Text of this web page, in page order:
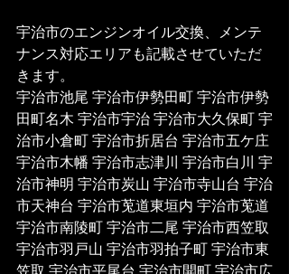
宇治市のエンジンオイル交換、メンテ
ナンス対応エリアも記載させていただ
きます。
宇治市池尾 宇治市伊勢田町 宇治市伊勢
田町名木 宇治市宇治 宇治市大久保町 宇
治市小倉町 宇治市折居台 宇治市五ケ庄
宇治市木幡 宇治市志津川 宇治市白川 宇
治市神明 宇治市炭山 宇治市寺山台 宇治
市天神台 宇治市莵道東垣内 宇治市莵道
宇治市南陵町 宇治市二尾 宇治市西笠取
宇治市羽戸山 宇治市羽拍子町 宇治市東